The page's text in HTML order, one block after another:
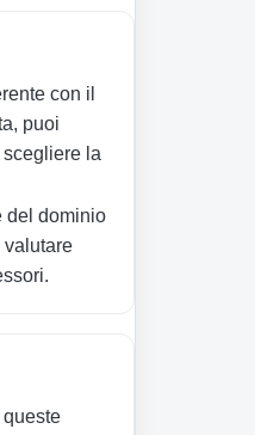
con il
puoi
la
del dominio
valutare